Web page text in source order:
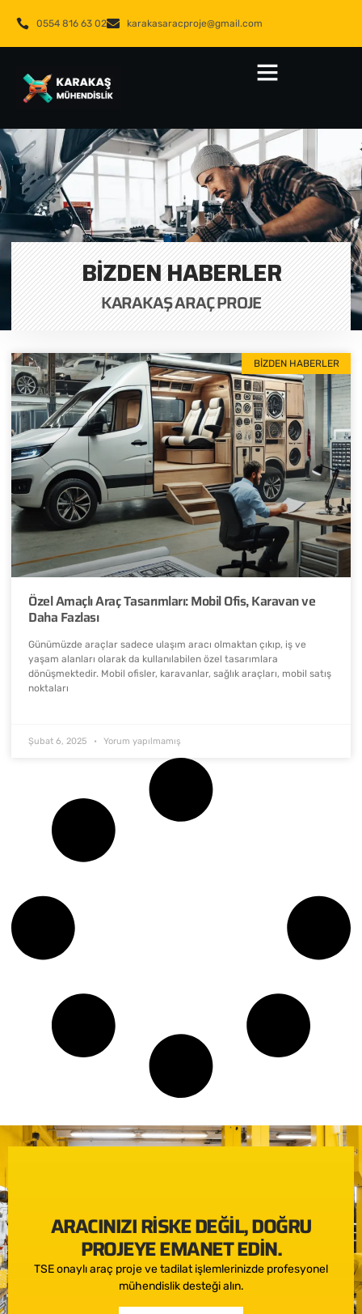
0554 816 63 02 karakasaracproje@gmail.com
BIZDEN HABERLER
KARAKAŞ ARAÇ PROJE
BIZDEN HABERLER
Özel Amaçlı Araç Tasarımları: Mobil Ofis, Karavan ve
Daha Fazlası
Günümüzde araçlar sadece ulaşım aracı olmaktan çıkıp, iş ve
yaşam alanları olarak da kullanılabilen özel tasarımlara
dönüşmektedir. Mobil ofisler, karavanlar, sağlık araçları, mobil satış
noktaları
Şubat 6, 2025 Yorum yapılmamış
ARACINIZI RISKE DEĞIL, DOĞRU
PROJEYE EMANET EDIN.
TSE onaylı araç proje ve tadilat işlemlerinizde profesyonel
mühendislik desteği alın.